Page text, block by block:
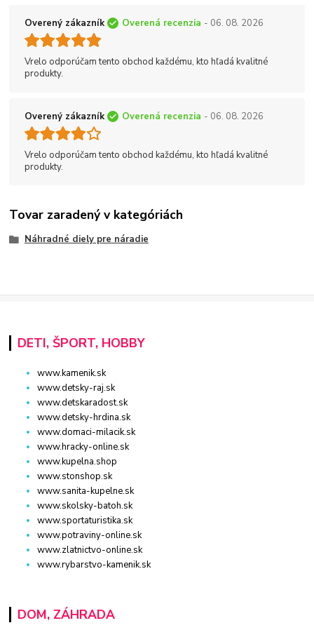
Overený zákazník Overená recenzia - 06. 08. 2026
Vrelo odporúčam tento obchod každému, kto hľadá kvalitné
produkty.
Overený zákazník Overená recenzia - 06. 08. 2026
Vrelo odporúčam tento obchod každému, kto hľadá kvalitné
produkty.
Tovar zaradený v kategóriách
Náhradné diely pre náradie
DETI, ŠPORT, HOBBY
www.kamenik.sk
www.detsky-raj.sk
www.detskaradost.sk
www.detsky-hrdina.sk
www.domaci-milacik.sk
www.hracky-online.sk
www.kupelna.shop
www.stonshop.sk
www.sanita-kupelne.sk
www.skolsky-batoh.sk
www.sportaturistika.sk
www.potraviny-online.sk
www.zlatnictvo-online.sk
www.rybarstvo-kamenik.sk
DOM, ZÁHRADA